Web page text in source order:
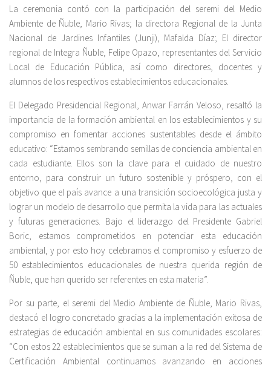
La ceremonia contó con la participación del seremi del Medio
Ambiente de Ñuble, Mario Rivas; la directora Regional de la Junta
Nacional de Jardines Infantiles (Junji), Mafalda Díaz; El director
regional de Integra Ñuble, Felipe Opazo, representantes del Servicio
Local de Educación Pública, así como directores, docentes y
alumnos de los respectivos establecimientos educacionales.
El Delegado Presidencial Regional, Anwar Farrán Veloso, resaltó la
importancia de la formación ambiental en los establecimientos y su
compromiso en fomentar acciones sustentables desde el ámbito
educativo: “Estamos sembrando semillas de conciencia ambiental en
cada estudiante. Ellos son la clave para el cuidado de nuestro
entorno, para construir un futuro sostenible y próspero, con el
objetivo que el país avance a una transición socioecológica justa y
lograr un modelo de desarrollo que permita la vida para las actuales
y futuras generaciones. Bajo el liderazgo del Presidente Gabriel
Boric, estamos comprometidos en potenciar esta educación
ambiental, y por esto hoy celebramos el compromiso y esfuerzo de
50 establecimientos educacionales de nuestra querida región de
Ñuble, que han querido ser referentes en esta materia”.
Por su parte, el seremi del Medio Ambiente de Ñuble, Mario Rivas,
destacó el logro concretado gracias a la implementación exitosa de
estrategias de educación ambiental en sus comunidades escolares:
“Con estos 22 establecimientos que se suman a la red del Sistema de
Certificación Ambiental continuamos avanzando en acciones